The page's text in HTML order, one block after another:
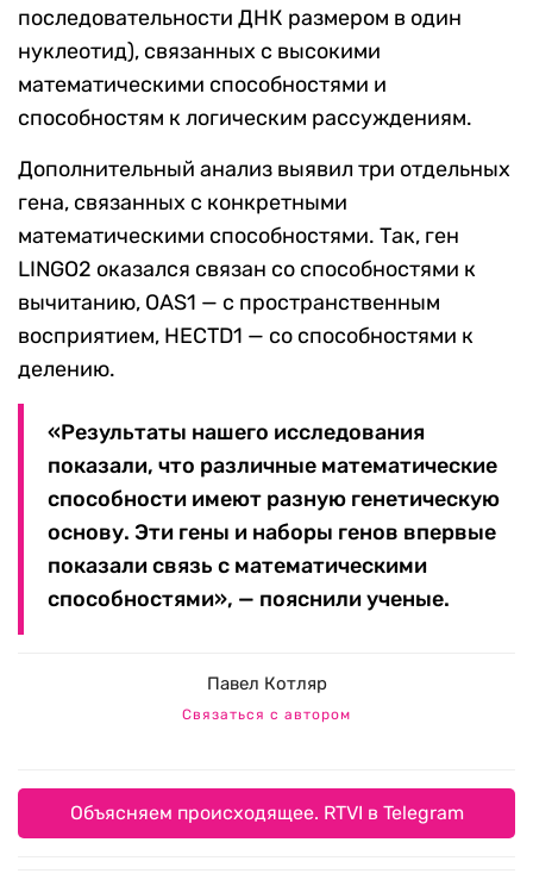
последовательности ДНК размером в один
нуклеотид), связанных с высокими
математическими способностями и
способностям к логическим рассуждениям.
Дополнительный анализ выявил три отдельных
гена, связанных с конкретными
математическими способностями. Так, ген
LINGO2 оказался связан со способностями к
вычитанию, OAS1 — с пространственным
восприятием, HECTD1 — со способностями к
делению.
«Результаты нашего исследования
показали, что различные математические
способности имеют разную генетическую
основу. Эти гены и наборы генов впервые
показали связь с математическими
способностями», — пояснили ученые.
Павел Котляр
Связаться с автором
Объясняем происходящее. RTVI в Telegram